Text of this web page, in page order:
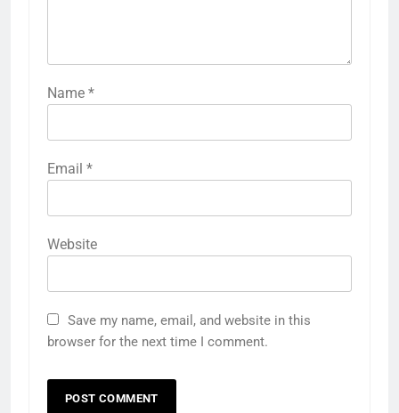
Name *
Email *
Website
Save my name, email, and website in this
browser for the next time I comment.